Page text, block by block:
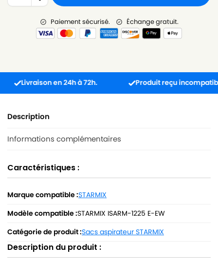
Paiement sécurisé. Échange gratuit.
Livraison en 24h à 72h. Produit reçu incompatible ?
Description
Informations complémentaires
Caractéristiques :
Marque compatible :STARMIX
Modèle compatible :STARMIX ISARM-1225 E-EW
Catégorie de produit :Sacs aspirateur STARMIX
Description du produit :